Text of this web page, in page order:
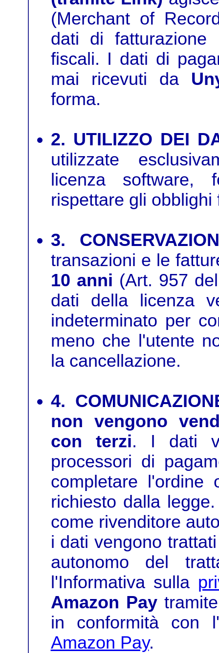
(Merchant of
dati di fatturazione
fiscali. I dati di
mai ricevuti da
forma.
2. UTILIZZO DEI
utilizzate
licenza software,
rispettare gli
3.
transazioni e le
10 anni (Art. 957
dati della licenza
indeterminato per
meno che l'utente
la cancellazione.
4.
non vengono
con terzi. I dati
processori di
completare
richiesto dalla
come rivenditore
i dati vengono
autonomo del
l'Informativa sulla
Amazon Pay
in conformità con
Amazon Pay.